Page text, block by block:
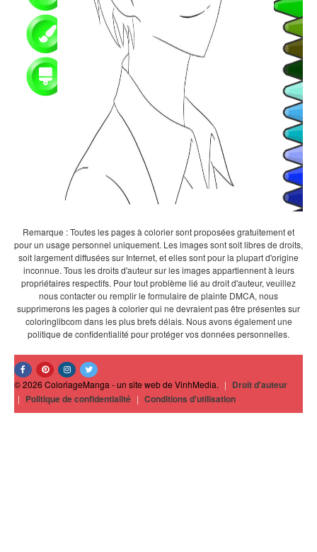
Remarque : Toutes les pages à colorier sont proposées gratuitement et
pour un usage personnel uniquement. Les images sont soit libres de droits,
soit largement diffusées sur Internet, et elles sont pour la plupart d'origine
inconnue. Tous les droits d'auteur sur les images appartiennent à leurs
propriétaires respectifs. Pour tout problème lié au droit d'auteur, veuillez
nous contacter ou remplir le formulaire de plainte DMCA, nous
supprimerons les pages à colorier qui ne devraient pas être présentes sur
coloringlibcom dans les plus brefs délais. Nous avons également une
politique de confidentialité pour protéger vos données personnelles.
© 2026 ColoriageManga - un site web de VinhMedia. | Droit d'auteur
| Politique de confidentialité | Conditions d'utilisation